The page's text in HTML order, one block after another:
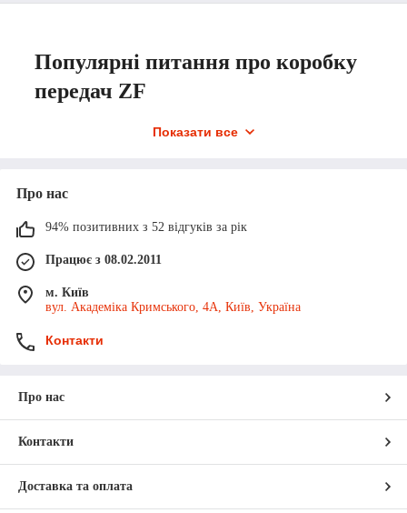
Популярні питання про коробку
передач ZF
Як дізнатися, чи сумісна коробка
заміні коробки передач?
Чи надаєте ви консультації з
експлуатації та обслуговування
коробок ZF?
ремонтом?
Показати все
Про нас
94% позитивних з 52 відгуків за рік
Працює з 08.02.2011
м. Київ
вул. Академіка Кримського, 4А, Київ, Україна
Контакти
Про нас
Контакти
Доставка та оплата